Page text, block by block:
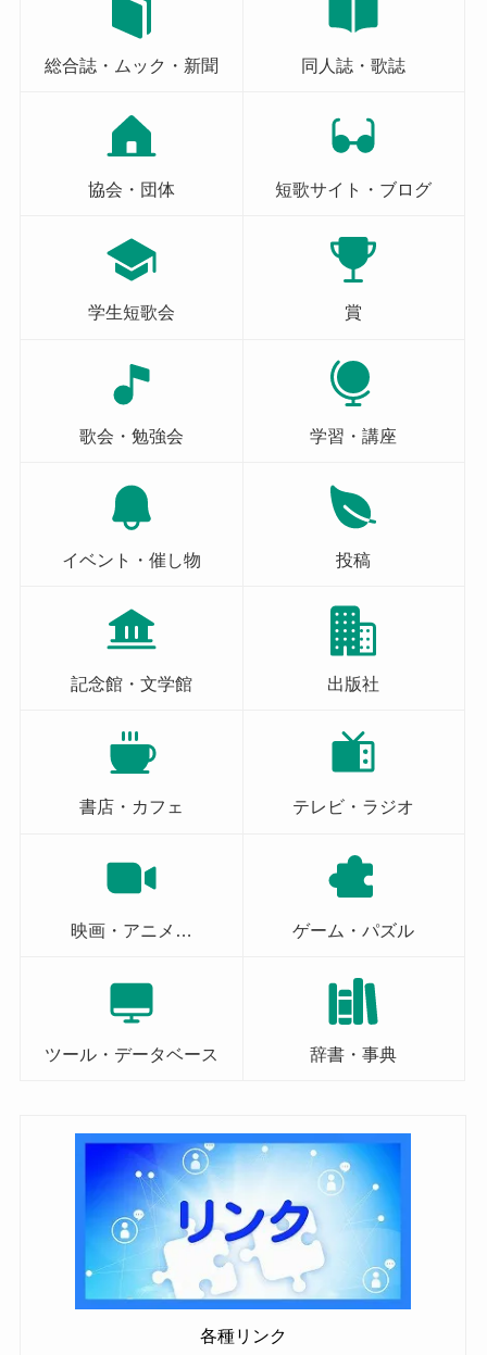
総合誌・ムック・新聞 同人誌・歌誌
協会・団体 短歌サイト・ブログ
学生短歌会 賞
歌会・勉強会 学習・講座
イベント・催し物 投稿
記念館・文学館 出版社
書店・カフェ テレビ・ラジオ
映画・アニメ… ゲーム・パズル
ツール・データベース 辞書・事典
各種リンク